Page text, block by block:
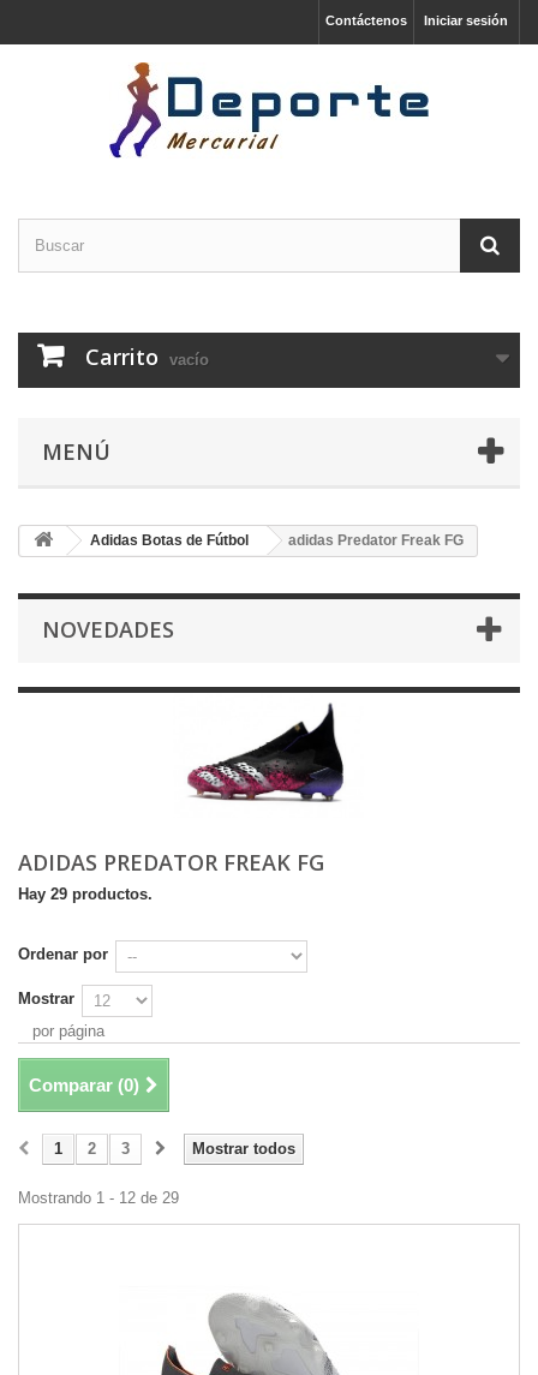
Iniciar sesión
Contáctenos
Carrito vacío
MENÚ
Adidas Botas de Fútbol adidas Predator Freak FG
NOVEDADES
ADIDAS PREDATOR FREAK FG
Hay 29 productos.
Ordenar por
Mostrar
por página
Comparar (0)
Mostrar todos
1 2 3
Mostrando 1 - 12 de 29